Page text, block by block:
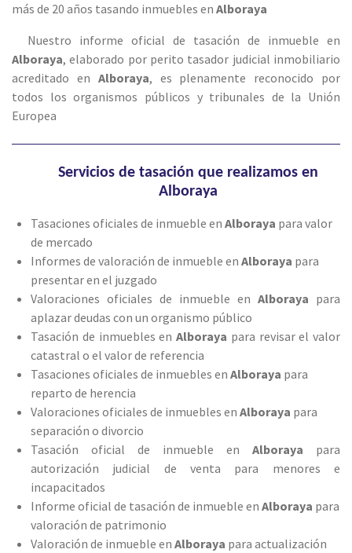
más de 20 años tasando inmuebles en Alboraya
Nuestro informe oficial de tasación de inmueble en
Alboraya, elaborado por perito tasador judicial inmobiliario
acreditado en Alboraya, es plenamente reconocido por
todos los organismos públicos y tribunales de la Unión
Europea
Servicios de tasación que realizamos en
Alboraya
Tasaciones oficiales de inmueble en Alboraya para valor
de mercado
Informes de valoración de inmueble en Alboraya para
presentar en el juzgado
Valoraciones oficiales de inmueble en Alboraya para
aplazar deudas con un organismo público
Tasación de inmuebles en Alboraya para revisar el valor
catastral o el valor de referencia
Tasaciones oficiales de inmuebles en Alboraya para
reparto de herencia
Valoraciones oficiales de inmuebles en Alboraya para
separación o divorcio
Tasación oficial de inmueble en Alboraya
para
autorización judicial de venta para menores e
incapacitados
Informe oficial de tasación de inmueble en Alboraya para
valoración de patrimonio
Valoración de inmueble en Alboraya para actualización